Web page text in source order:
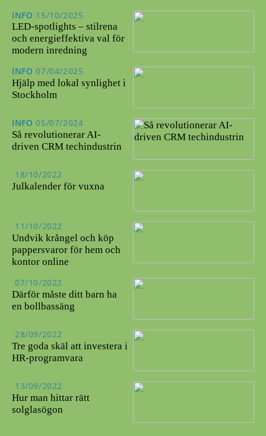
INFO 15/10/2025
LED-spotlights – stilrena
och energieffektiva val för
modern inredning
INFO 07/04/2025
Hjälp med lokal synlighet i
Stockholm
INFO 05/07/2024
Så revolutionerar AI-
driven CRM techindustrin
18/10/2022
Julkalender för vuxna
11/10/2022
Undvik krångel och köp
pappersvaror för hem och
kontor online
07/10/2022
Därför måste ditt barn ha
en bollbassäng
28/09/2022
Tre goda skäl att investera i
HR-programvara
13/09/2022
Hur man hittar rätt
solglasögon